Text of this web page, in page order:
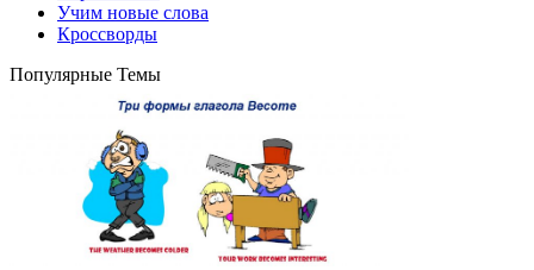
Учим новые слова
Кроссворды
Популярные Темы